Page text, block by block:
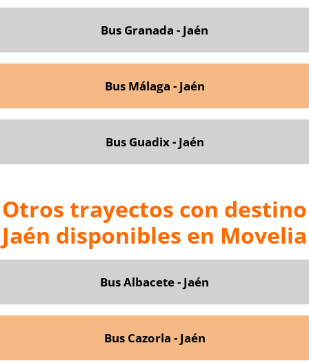
Bus Granada - Jaén
Bus Málaga - Jaén
Bus Guadix - Jaén
Otros trayectos con destino
Jaén disponibles en Movelia
Bus Albacete - Jaén
Bus Cazorla - Jaén